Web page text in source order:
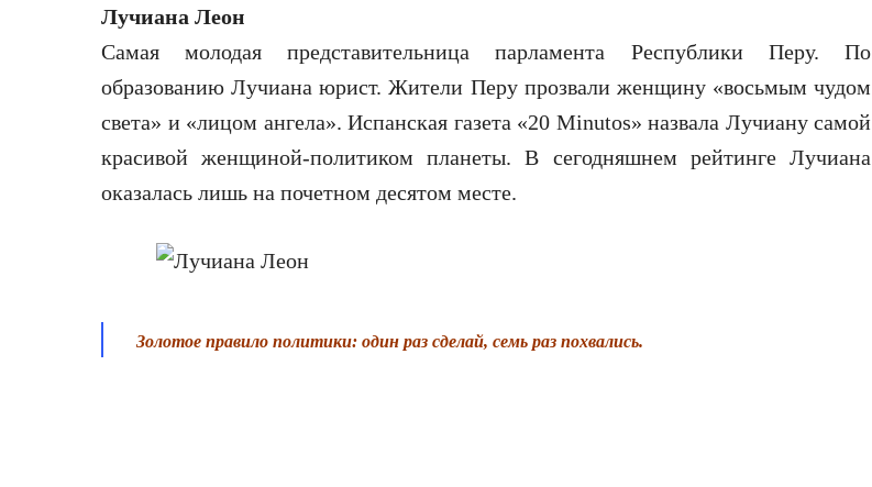
Лучиана Леон
Самая молодая представительница парламента Республики Перу. По
образованию Лучиана юрист. Жители Перу прозвали женщину «восьмым чудом
света» и «лицом ангела». Испанская газета «20 Minutos» назвала Лучиану самой
красивой женщиной-политиком планеты. В сегодняшнем рейтинге Лучиана
оказалась лишь на почетном десятом месте.
Золотое правило политики: один раз сделай, семь раз похвались.